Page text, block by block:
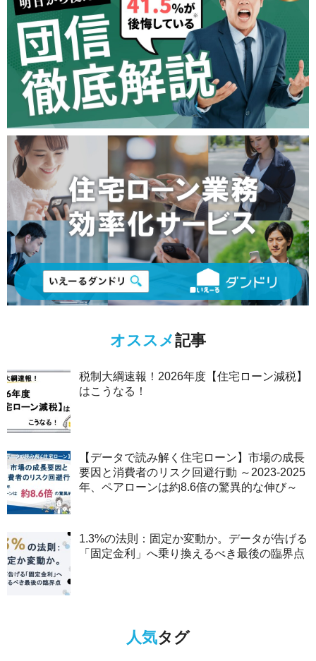
オススメ記事
税制大綱速報！2026年度【住宅ローン減税】
はこうなる！
【データで読み解く住宅ローン】市場の成長
要因と消費者のリスク回避行動 ～2023-2025
年、ペアローンは約8.6倍の驚異的な伸び～
1.3%の法則：固定か変動か。データが告げる
「固定金利」へ乗り換えるべき最後の臨界点
人気タグ